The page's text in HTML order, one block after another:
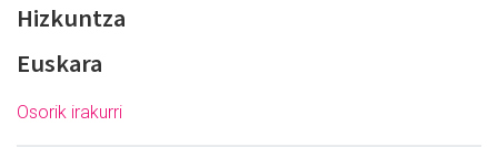
Hizkuntza
Euskara
Osorik irakurri